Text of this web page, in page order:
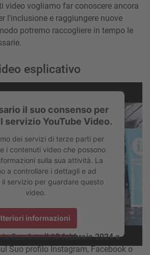
video vogliamo far conoscere ancora
l'inclusione e raggiungere nuove
potremo raccogliere in tempo le
esplicativo
il suo consenso per
servizio YouTube Video.
dei servizi di terze parti per
i contenuti video che possono
sulla sua attività. La
a controllare i dettagli e ad
servizio per guardare questo
video.
informazioni
Accetta
inclusiva
la Sua fotoil 10 febbraio 2024 a
Suo profilo Instagram, Facebook o